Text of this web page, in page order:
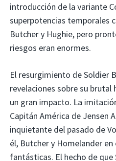
introducción de la variante
superpotencias temporales
Butcher y Hughie, pero
riesgos eran enormes.
El resurgimiento de Soldier
revelaciones sobre su
un gran impacto. La
Capitán América de Jensen
inquietante del pasado de
él, Butcher y Homelander
fantásticas. El hecho de